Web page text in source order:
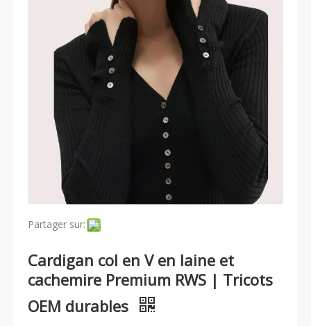
Partager sur:
Cardigan col en V en laine et
cachemire Premium RWS | Tricots
OEM durables